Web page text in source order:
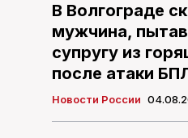
В Волгограде
мужчина,
супругу из
после атаки
Новости России